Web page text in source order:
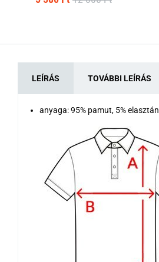
LEÍRÁS TOVÁBBI LEÍRÁS
anyaga: 95% pamut, 5% elasztán